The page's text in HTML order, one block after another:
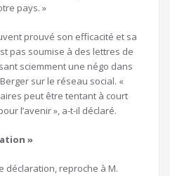
pays. »
prouvé son efficacité et sa
pas soumise à des lettres de
sciemment une négo dans
sur le réseau social. «
peut être tentant à court
l’avenir », a-t-il déclaré.
»
déclaration, reproche à M.